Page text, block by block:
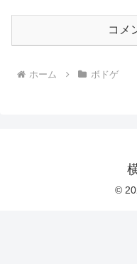
コメ
ホーム ボドゲ
©